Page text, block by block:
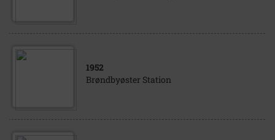
1952
Brøndbyøster Station